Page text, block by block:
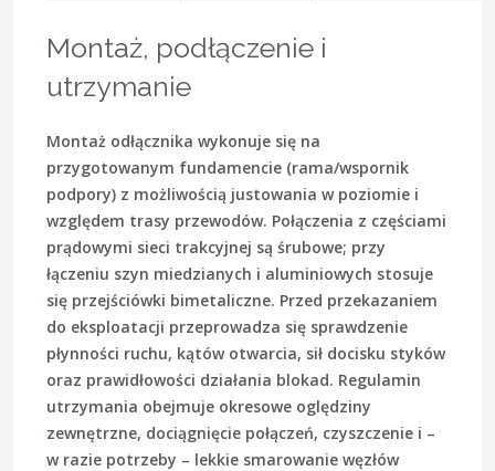
Montaż, podłączenie i
utrzymanie
Montaż odłącznika wykonuje się na
przygotowanym fundamencie (rama/wspornik
podpory) z możliwością justowania w poziomie i
względem trasy przewodów. Połączenia z częściami
prądowymi sieci trakcyjnej są śrubowe; przy
łączeniu szyn miedzianych i aluminiowych stosuje
się przejściówki bimetaliczne. Przed przekazaniem
do eksploatacji przeprowadza się sprawdzenie
płynności ruchu, kątów otwarcia, sił docisku styków
oraz prawidłowości działania blokad. Regulamin
utrzymania obejmuje okresowe oględziny
zewnętrzne, dociągnięcie połączeń, czyszczenie i –
w razie potrzeby – lekkie smarowanie węzłów